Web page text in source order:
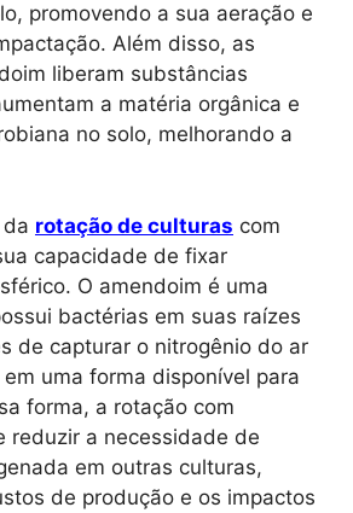
promovendo a sua aeração e
Além disso, as
liberam substâncias
a matéria orgânica e
no solo, melhorando a
rotação de culturas com
capacidade de fixar
O amendoim é uma
bactérias em suas raízes
de capturar o nitrogênio do ar
uma forma disponível para
forma, a rotação com
reduzir a necessidade de
em outras culturas,
de produção e os impactos